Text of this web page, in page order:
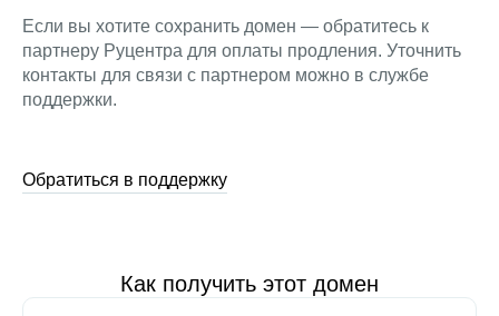
Если вы хотите сохранить домен — обратитесь к
партнеру Руцентра для оплаты продления. Уточнить
контакты для связи с партнером можно в службе
поддержки.
Обратиться в поддержку
Как получить этот домен